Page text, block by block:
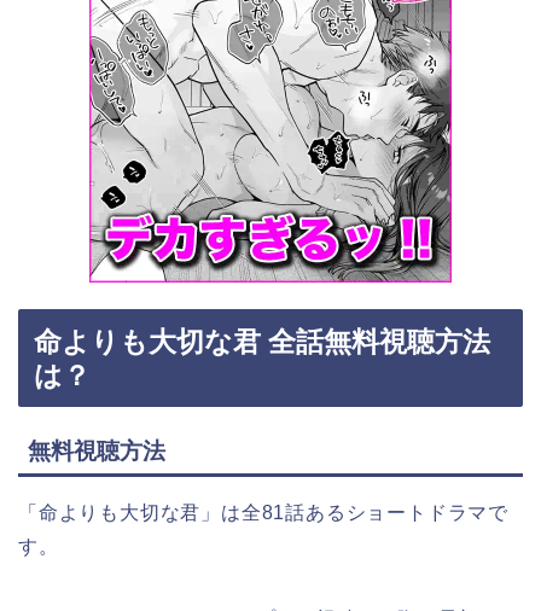
命よりも大切な君 全話無料視聴方法
は？
無料視聴方法
「命よりも大切な君 」 は全81話あるショートドラマで
す。